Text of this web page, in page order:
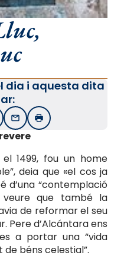
dia i aquesta dita
EmailImprimir
1499, fou un home
deia que «el cos ja
d’una “contemplació
que també la
de reformar el seu
Pere d’Alcántara ens
a portar una “vida
de béns celestial”.